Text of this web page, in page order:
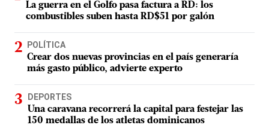
La guerra en el Golfo pasa factura a RD: los
combustibles suben hasta RD$51 por galón
POLÍTICA
Crear dos nuevas provincias en el país generaría
más gasto público, advierte experto
DEPORTES
Una caravana recorrerá la capital para festejar las
150 medallas de los atletas dominicanos